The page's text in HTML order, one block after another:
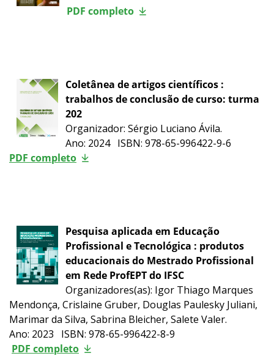
PDF completo
Coletânea de artigos científicos :
trabalhos de conclusão de curso: turma
202
Organizador: Sérgio Luciano Ávila.
Ano: 2024 ISBN: 978-65-996422-9-6
PDF completo
Pesquisa aplicada em Educação
Profissional e Tecnológica : produtos
educacionais do Mestrado Profissional
em Rede ProfEPT do IFSC
Organizadores(as): Igor Thiago Marques
Mendonça, Crislaine Gruber, Douglas Paulesky Juliani,
Marimar da Silva, Sabrina Bleicher, Salete Valer.
Ano: 2023 ISBN: 978-65-996422-8-9
PDF completo